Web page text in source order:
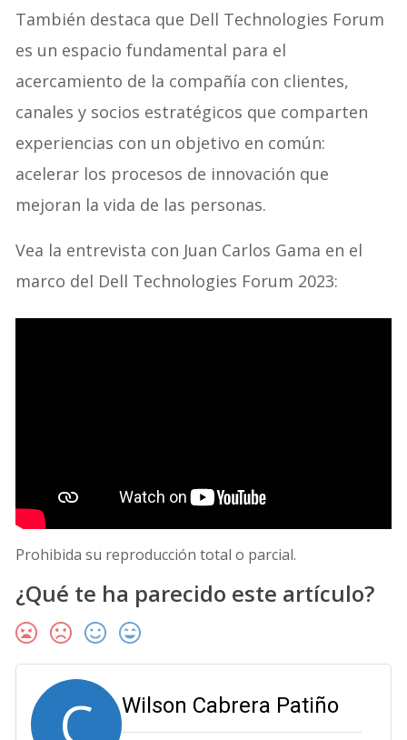
También destaca que Dell Technologies Forum
es un espacio fundamental para el
acercamiento de la compañía con clientes,
canales y socios estratégicos que comparten
experiencias con un objetivo en común:
acelerar los procesos de innovación que
mejoran la vida de las personas.
Vea la entrevista con Juan Carlos Gama en el
marco del Dell Technologies Forum 2023:
Prohibida su reproducción total o parcial.
¿Qué te ha parecido este artículo?
C Wilson Cabrera Patiño